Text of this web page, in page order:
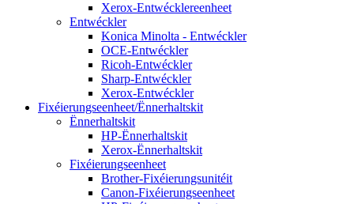
Xerox-Entwécklereenheet
Entwéckler
Konica Minolta - Entwéckler
OCE-Entwéckler
Ricoh-Entwéckler
Sharp-Entwéckler
Xerox-Entwéckler
Fixéierungseenheet/Ënnerhaltskit
Ënnerhaltskit
HP-Ënnerhaltskit
Xerox-Ënnerhaltskit
Fixéierungseenheet
Brother-Fixéierungsunitéit
Canon-Fixéierungseenheet